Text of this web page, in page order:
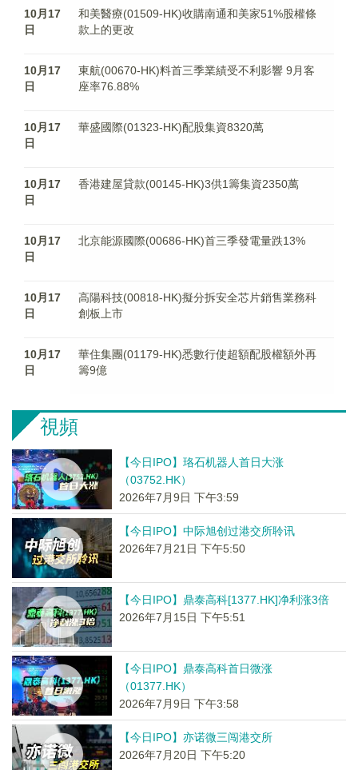
10月17
日
和美醫療(01509-HK)收購南通和美家51%股權條
款上的更改
10月17
日
東航(00670-HK)料首三季業績受不利影響 9月客
座率76.88%
10月17
日
華盛國際(01323-HK)配股集資8320萬
10月17
日
香港建屋貸款(00145-HK)3供1籌集資2350萬
10月17
日
北京能源國際(00686-HK)首三季發電量跌13%
10月17
日
高陽科技(00818-HK)擬分拆安全芯片銷售業務科
創板上市
10月17
日
華住集團(01179-HK)悉數行使超額配股權額外再
籌9億
視頻
【今日IPO】珞石机器人首日大涨
（03752.HK）
2026年7月9日 下午3:59
【今日IPO】中际旭创过港交所聆讯
2026年7月21日 下午5:50
【今日IPO】鼎泰高科[1377.HK]净利涨3倍
2026年7月15日 下午5:51
【今日IPO】鼎泰高科首日微涨
（01377.HK）
2026年7月9日 下午3:58
【今日IPO】亦诺微三闯港交所
2026年7月20日 下午5:20